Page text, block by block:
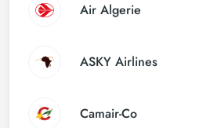
Air Algerie
ASKY Airlines
Camair-Co